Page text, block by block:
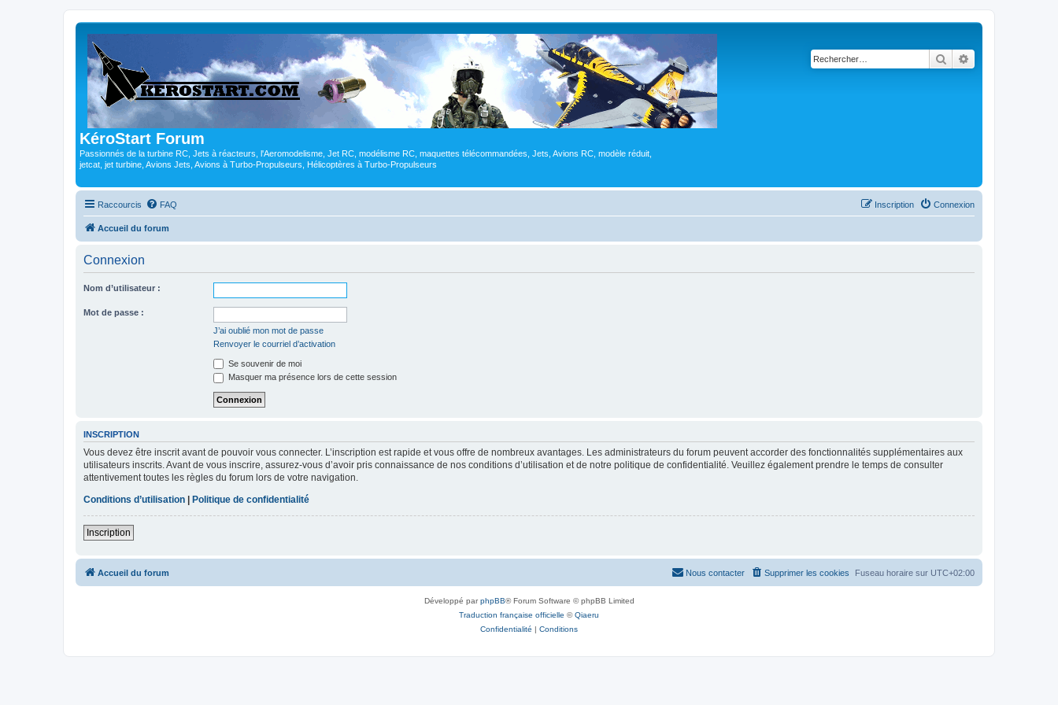
KéroStart Forum
Passionnés de la turbine RC, Jets à réacteurs, l'Aeromodelisme, Jet RC, modélisme RC, maquettes télécommandées, Jets, Avions RC, modèle réduit,
jetcat, jet turbine, Avions Jets, Avions à Turbo-Propulseurs, Hélicoptères à Turbo-Propulseurs
Rechercher
Raccourcis FAQ Connexion
Inscription
Accueil du forum
Connexion
Nom d’utilisateur :
Mot de passe :
J’ai oublié mon mot de passe
Renvoyer le courriel d’activation
Se souvenir de moi
Masquer ma présence lors de cette session
INSCRIPTION
Vous devez être inscrit avant de pouvoir vous connecter. L’inscription est rapide et vous offre de nombreux avantages. Les administrateurs du forum peuvent accorder des fonctionnalités supplémentaires aux
utilisateurs inscrits. Avant de vous inscrire, assurez-vous d’avoir pris connaissance de nos conditions d’utilisation et de notre politique de confidentialité. Veuillez également prendre le temps de consulter
attentivement toutes les règles du forum lors de votre navigation.
Conditions d’utilisation
Politique de confidentialité
Inscription
Accueil du forum Fuseau horaire sur UTC+02:00
Supprimer les cookies
Nous contacter
Développé parphpBB® Forum Software © phpBB Limited
Traduction française officielle ©Qiaeru
Confidentialité | Conditions